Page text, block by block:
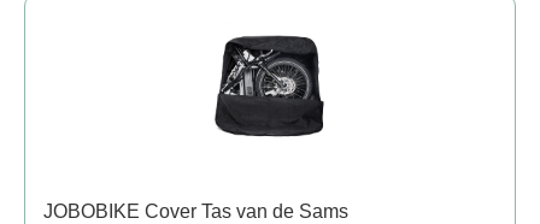
JOBOBIKE Cover Tas van de Sams